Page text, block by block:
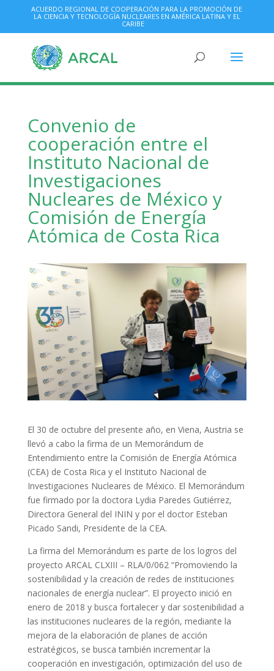
ACUERDO REGIONAL DE COOPERACIÓN PARA LA PROMOCIÓN DE
LA CIENCIA Y TECNOLOGÍA NUCLEARES EN AMÉRICA LATINA Y EL
CARIBE
Convenio de
cooperación entre el
Instituto Nacional de
Investigaciones
Nucleares de México y
Comisión de Energía
Atómica de Costa Rica
El 30 de octubre del presente año, en Viena, Austria se
llevó a cabo la firma de un Memorándum de
Entendimiento entre la Comisión de Energía Atómica
(CEA) de Costa Rica y el Instituto Nacional de
Investigaciones Nucleares de México. El Memorándum
fue firmado por la doctora Lydia Paredes Gutiérrez,
Directora General del ININ y por el doctor Esteban
Picado Sandi, Presidente de la CEA.
La firma del Memorándum es parte de los logros del
proyecto ARCAL CLXIII – RLA/0/062 “Promoviendo la
sostenibilidad y la creación de redes de instituciones
nacionales de energía nuclear”. El proyecto inició en
enero de 2018 y busca fortalecer y dar sostenibilidad a
las instituciones nucleares de la región, mediante la
mejora de la elaboración de planes de acción
estratégicos, se busca también incrementar la
cooperación en investigación, optimización del uso de